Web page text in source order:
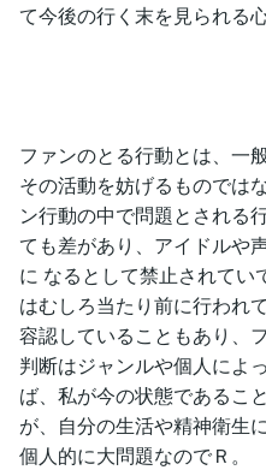
て今後の行く末を見られる
ファンのとる行動とは、一
その活動を妨げるものでは
ン行動の中で問題とされる
ても差があり、アイドルや
に なるとして禁止されて
はむしろ当たり前に行われ
容認していることもあり、
判断はジャンルや個人によ
ば、私が今の状態であるこ
が、自分の生活や精神衛生
個人的に大問題なのでＲ。